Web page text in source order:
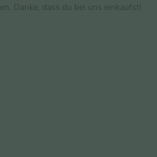
Danke, dass du bei uns einkaufst!